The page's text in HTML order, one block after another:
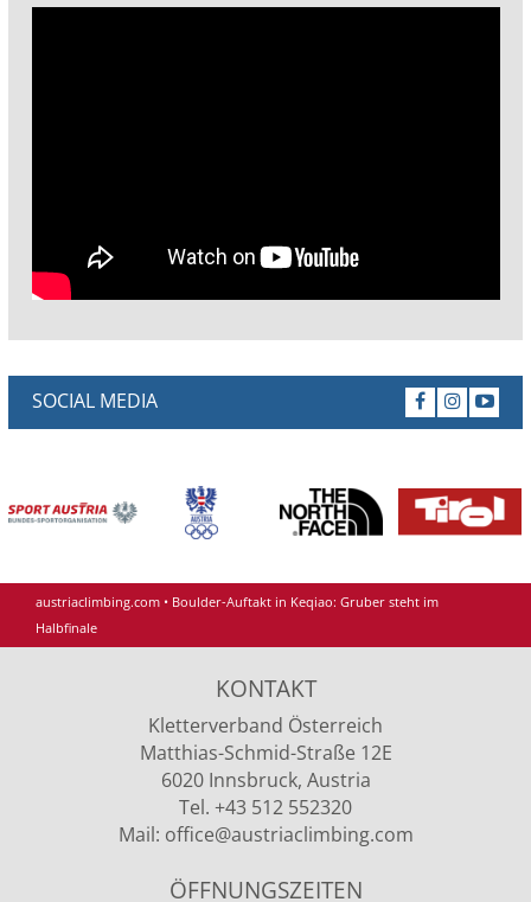
SOCIAL MEDIA
austriaclimbing.com • Boulder-Auftakt in Keqiao: Gruber steht im
Halbfinale
KONTAKT
Kletterverband Österreich
Matthias-Schmid-Straße 12E
6020 Innsbruck, Austria
Tel. +43 512 552320
Mail: office@austriaclimbing.com
ÖFFNUNGSZEITEN